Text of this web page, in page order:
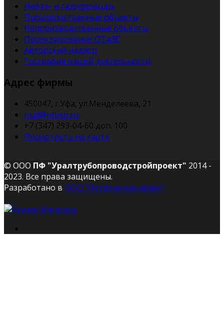
Нефте- и газопроводы
Производственные объекты
Непроизводственные объекты
Проектирование ОТиЗС
Авторский надзор
География нашей деятельности
Адрес фирмы
450047, г.Уфа, ул.Менделеева, 21
mail@utpsp.ru
+7 (347) 293-04-60 доп. 100
Посмотреть на карте
© ООО ПФ "Уралтрубопроводстройпроект" 2014 -
2023. Все права защищены.
Разработано в ООО "Петроинжиниринг"